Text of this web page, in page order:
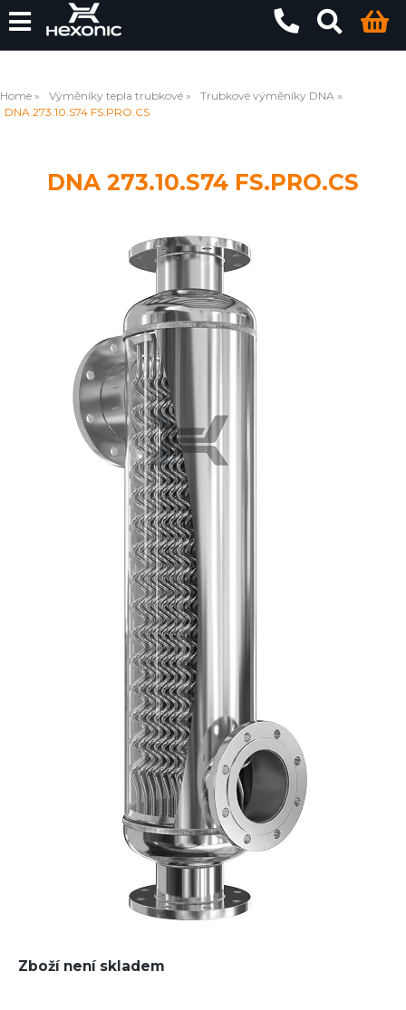
Home Výměníky tepla trubkové
Trubkové výměníky DNA
DNA 273.10.S74 FS.PRO.CS
DNA 273.10.S74 FS.PRO.CS
Zboží není skladem